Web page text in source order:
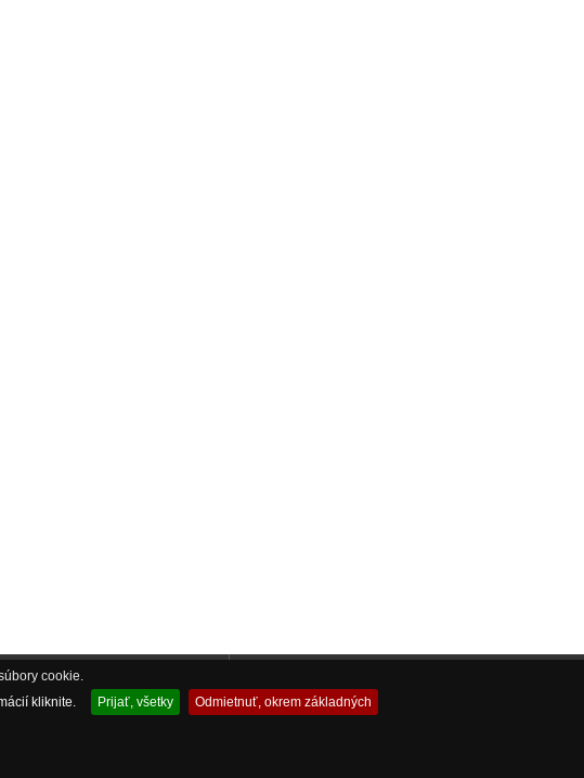
servis akváriovej techniky
cookie.
kliknite. Prijať, všetky Odmietnuť, okrem základných